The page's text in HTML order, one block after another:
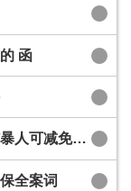
函
【崇阳县律师】家庭暴力受害者杀害施暴人可减免处罚
全案词